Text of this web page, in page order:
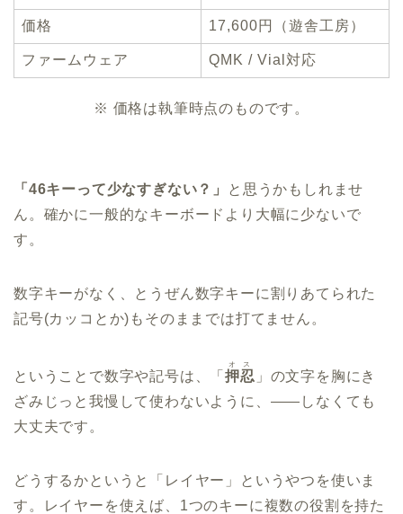
価格 17,600円（遊舎工房）
ファームウェア QMK / Vial対応
※ 価格は執筆時点のものです。
「46キーって少なすぎない？」
と思うかもしれませ
ん。確かに一般的なキーボードより大幅に少ないで
す。
数字キーがなく、とうぜん数字キーに割りあてられた
記号(カッコとか)もそのままでは打てません。
ということで数字や記号は、「押忍
オス
」の文字を胸にき
ざみじっと我慢して使わないように、——しなくても
大丈夫です。
どうするかというと「レイヤー」というやつを使いま
す。レイヤーを使えば、1つのキーに複数の役割を持た